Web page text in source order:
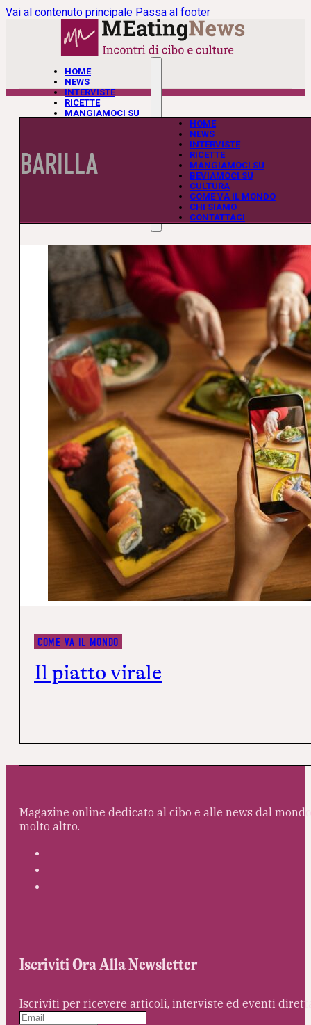
Vai al contenuto principale Passa al footer
HOME
NEWS
INTERVISTE
RICETTE
MANGIAMOCI SU
CHI SIAMO
CONTATTACI
HOME
NEWS
INTERVISTE
RICETTE
MANGIAMOCI SU
BEVIAMOCI SU
CULTURA
COME VA IL MONDO
CHI SIAMO
CONTATTACI
BARILLA
COME VA IL MONDO
Il piatto virale
Magazine online dedicato al cibo e alle news dal
molto altro.
Iscriviti Ora Alla Newsletter
Iscriviti per ricevere articoli, interviste ed eventi